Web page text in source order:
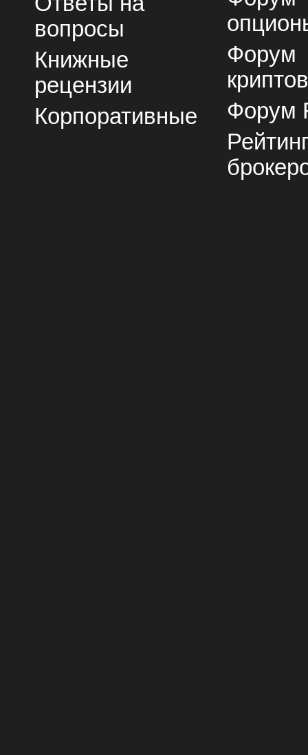
вопросы
Книжные
рецензии
Корпоративные
Форум
Форум